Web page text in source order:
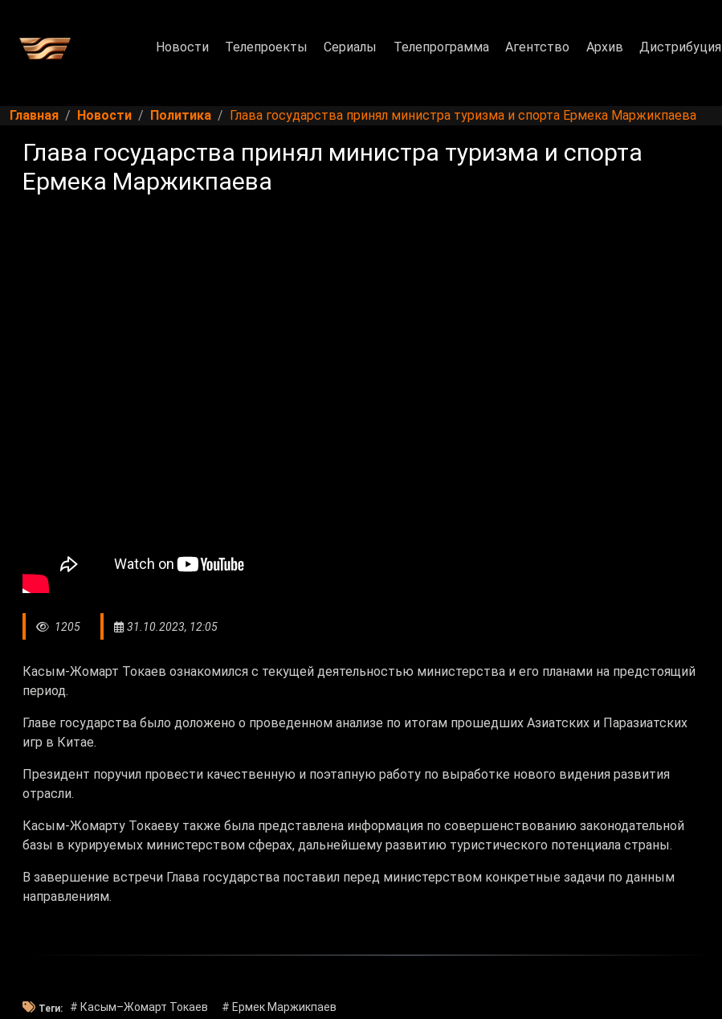
Новости Телепроекты Сериалы Телепрограмма Агентство Архив Дистрибуция
Главная Новости Политика Глава государства принял министра туризма и спорта Ермека Маржикпаева
Глава государства принял министра туризма и спорта
Ермека Маржикпаева
1205 31.10.2023, 12:05
Касым-Жомарт Токаев ознакомился с текущей деятельностью министерства и его планами на предстоящий
период.
Главе государства было доложено о проведенном анализе по итогам прошедших Азиатских и Паразиатских
игр в Китае.
Президент поручил провести качественную и поэтапную работу по выработке нового видения развития
отрасли.
Касым-Жомарту Токаеву также была представлена информация по совершенствованию законодательной
базы в курируемых министерством сферах, дальнейшему развитию туристического потенциала страны.
В завершение встречи Глава государства поставил перед министерством конкретные задачи по данным
направлениям.
Теги: # Касым–Жомарт Токаев # Ермек Маржикпаев